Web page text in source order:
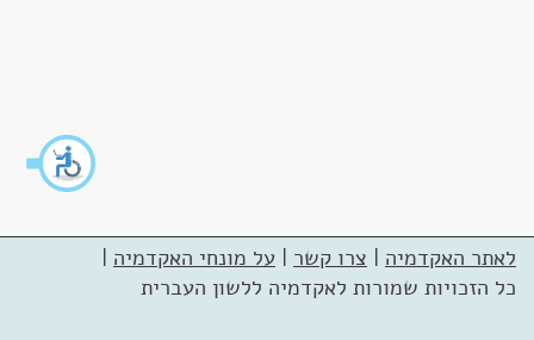
לאתר האקדמיה | צרו קשר | על מונחי האקדמיה |
כל הזכויות שמורות לאקדמיה ללשון העברית